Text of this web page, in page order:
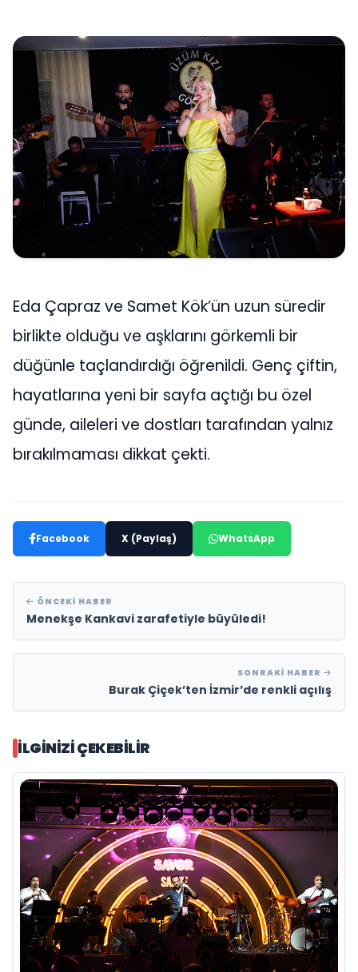
Eda Çapraz ve Samet Kök’ün uzun süredir
birlikte olduğu ve aşklarını görkemli bir
düğünle taçlandırdığı öğrenildi. Genç çiftin,
hayatlarına yeni bir sayfa açtığı bu özel
günde, aileleri ve dostları tarafından yalnız
bırakılmaması dikkat çekti.
Facebook X (Paylaş) WhatsApp
ÖNCEKI HABER
Menekşe Kankavi zarafetiyle büyüledi!
SONRAKI HABER
Burak Çiçek’ten İzmir’de renkli açılış
İLGINIZI ÇEKEBILIR